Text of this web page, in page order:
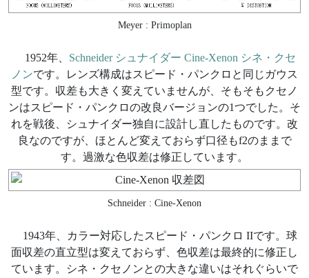
Meyer : Primoplan
1952年、 Schneider シュナイダー Cine-Xenon シネ・クセ
ノンです。レンズ構成はスピード・パンクロと同じガウス
型です。収差も大きく変えていませんが、そもそもクセノ
ンはスピード・パンクロの改良バージョンの1つでした。そ
れを戦後、シュナイダー独自に設計し直したものです。改
良なのですが、ほとんど変えておらず口径もf2のままで
す。過激な色収差は修正しています。
Schneider : Cine-Xenon
1943年、カラー対応したスピード・パンクロ IIです。球
面収差の直立型は変えておらず、色収差は最終的に修正し
ています。シネ・クセノンとの大きな違いはそれぐらいで